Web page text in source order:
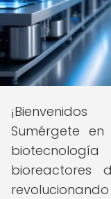
Sumérgete
bioreactores